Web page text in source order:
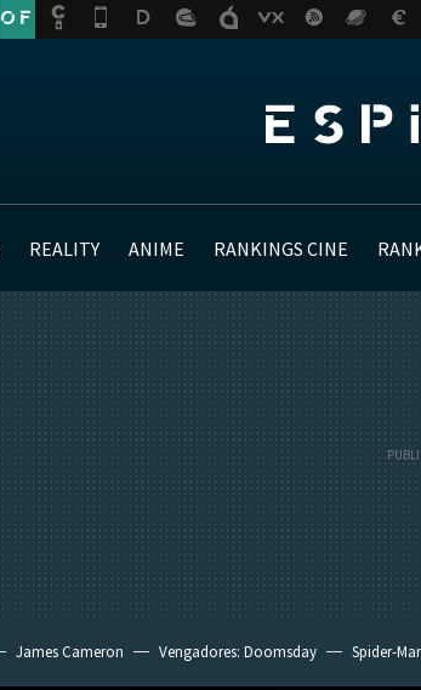
REALITY ANIME RANKINGS CINE
James Cameron Vengadores: Doomsday Spider-